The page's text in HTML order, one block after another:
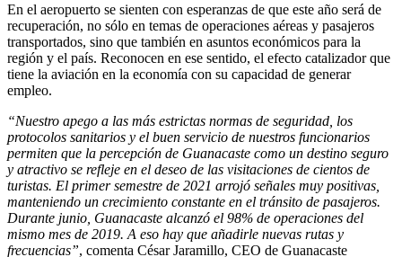
En el aeropuerto se sienten con esperanzas de que este año será de
recuperación, no sólo en temas de operaciones aéreas y pasajeros
transportados, sino que también en asuntos económicos para la
región y el país. Reconocen en ese sentido, el efecto catalizador que
tiene la aviación en la economía con su capacidad de generar
empleo.
“Nuestro apego a las más estrictas normas de seguridad, los
protocolos sanitarios y el buen servicio de nuestros funcionarios
permiten que la percepción de Guanacaste como un destino seguro
y atractivo se refleje en el deseo de las visitaciones de cientos de
turistas. El primer semestre de 2021 arrojó señales muy positivas,
manteniendo un crecimiento constante en el tránsito de pasajeros.
Durante junio, Guanacaste alcanzó el 98% de operaciones del
mismo mes de 2019. A eso hay que añadirle nuevas rutas y
frecuencias”, comenta César Jaramillo, CEO de Guanacaste